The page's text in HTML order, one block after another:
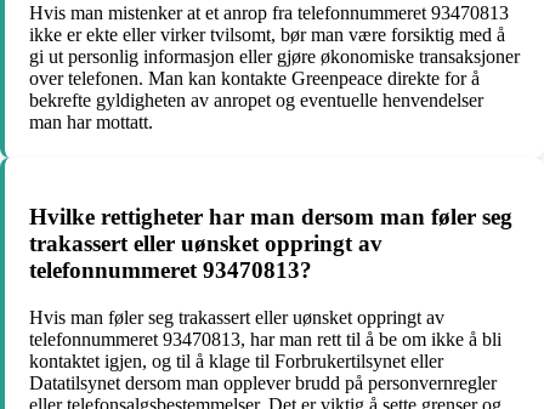
Hvis man mistenker at et anrop fra telefonnummeret 93470813
ikke er ekte eller virker tvilsomt, bør man være forsiktig med å
gi ut personlig informasjon eller gjøre økonomiske transaksjoner
over telefonen. Man kan kontakte Greenpeace direkte for å
bekrefte gyldigheten av anropet og eventuelle henvendelser
man har mottatt.
Hvilke rettigheter har man dersom man føler seg
trakassert eller uønsket oppringt av
telefonnummeret 93470813?
Hvis man føler seg trakassert eller uønsket oppringt av
telefonnummeret 93470813, har man rett til å be om ikke å bli
kontaktet igjen, og til å klage til Forbrukertilsynet eller
Datatilsynet dersom man opplever brudd på personvernregler
eller telefonsalgsbestemmelser. Det er viktig å sette grenser og